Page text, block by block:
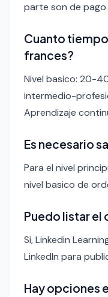
parte son de pago
Cuanto
frances?
Nivel basico: 20-
intermedio-
Aprendizaje
Es necesario
Para el nivel
nivel basico de
Puedo listar el
Si, Linkedin
LinkedIn para
Hay opciones